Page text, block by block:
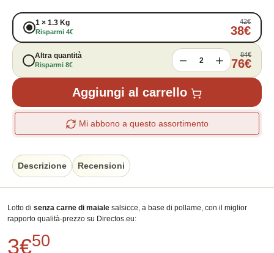
1 × 1.3 Kg
Risparmi 4€
42€
38€
Altra quantità
Risparmi 8€ 2
84€
76€
Aggiungi al carrello
Mi abbono a questo assortimento
Descrizione Recensioni
Lotto di senza carne di maiale salsicce, a base di pollame, con il miglior
rapporto qualità-prezzo su Directos.eu:
3€50